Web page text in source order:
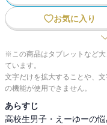
お気に入り
※この商品はタブレットなど
ています。
文字だけを拡大することや、
の機能が使用できません。
あらすじ
高校生男子・えーゆーの